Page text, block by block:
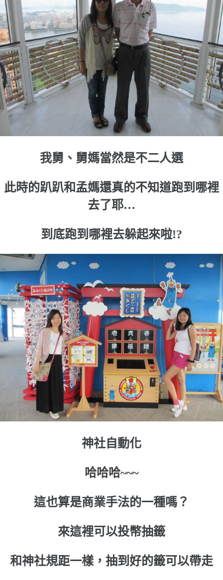
我舅、舅媽當然是不二人選
此時的趴趴和孟媽還真的不知道跑到哪裡
去了耶…
到底跑到哪裡去躲起來啦!?
神社自動化
哈哈哈~~~
這也算是商業手法的一種嗎？
來這裡可以投幣抽籤
和神社規距一樣，抽到好的籤可以帶走